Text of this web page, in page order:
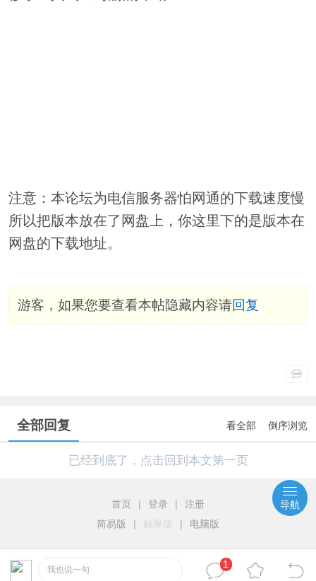
注意：本论坛为电信服务器怕网通的下载速度慢
所以把版本放在了网盘上，你这里下的是版本在
网盘的下载地址。
游客，如果您要查看本帖隐藏内容请回复
全部回复 看全部 倒序浏览
我也说一句
1
已经到底了，点击回到本文第一页
首页 | 登录 |
注册
简易版
| 触屏版 | 电脑版
导航